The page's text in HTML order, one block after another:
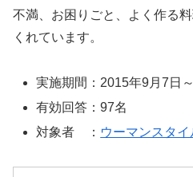
不満、お困りごと、よく作る
くれています。
実施期間：2015年9月7日
有効回答：97名
対象者 ： ウーマンスタイ